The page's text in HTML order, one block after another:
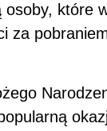
które
za